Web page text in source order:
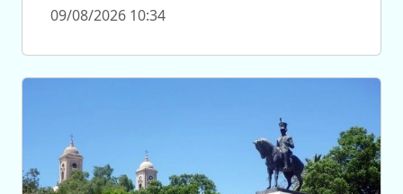
09/08/2026 10:34